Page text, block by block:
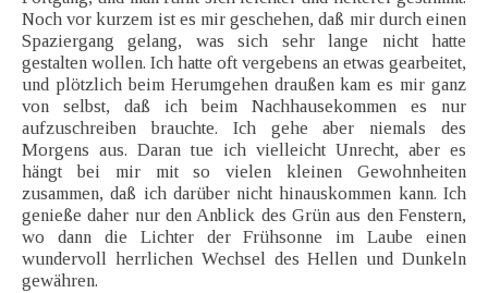
Noch vor kurzem ist es mir geschehen, daß mir durch einen
Spaziergang gelang, was sich sehr lange nicht hatte
gestalten wollen. Ich hatte oft vergebens an etwas gearbeitet,
und plötzlich beim Herumgehen draußen kam es mir ganz
von selbst, daß ich beim Nachhausekommen es nur
aufzuschreiben brauchte. Ich gehe aber niemals des
Morgens aus. Daran tue ich vielleicht Unrecht, aber es
hängt bei mir mit so vielen kleinen Gewohnheiten
zusammen, daß ich darüber nicht hinauskommen kann. Ich
genieße daher nur den Anblick des Grün aus den Fenstern,
wo dann die Lichter der Frühsonne im Laube einen
wundervoll herrlichen Wechsel des Hellen und Dunkeln
gewähren.